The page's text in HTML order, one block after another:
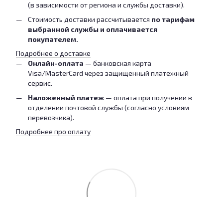
(в зависимости от региона и службы доставки).
Стоимость доставки рассчитывается по тарифам
выбранной службы и оплачивается
покупателем.
Подробнее о доставке
Онлайн-оплата — банковская карта
Visa/MasterCard через защищенный платежный
сервис.
Наложенный платеж — оплата при получении в
отделении почтовой службы (согласно условиям
перевозчика).
Подробнее про оплату